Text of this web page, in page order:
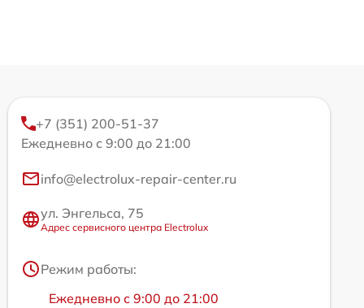
+7 (351) 200-51-37
Ежедневно с 9:00 до 21:00
info@electrolux-repair-center.ru
ул. Энгельса, 75
Адрес сервисного центра Electrolux
Режим работы:
Ежедневно с 9:00 до 21:00